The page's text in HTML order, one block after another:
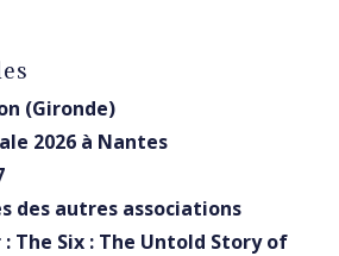
(Gironde)
2026 à Nantes
des autres associations
The Six : The Untold Story of